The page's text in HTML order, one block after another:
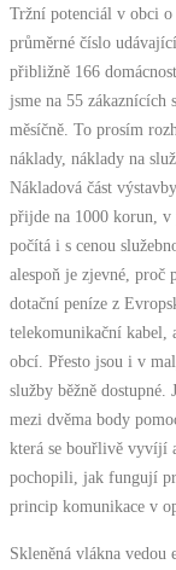
Tržní potenciál v obci
průměrné číslo
přibližně 166
jsme na 55 zákaznících
měsíčně. To prosím
náklady, náklady na
Nákladová část
přijde na 1000 korun, v
počítá i s cenou
alespoň je zjevné, proč
dotační peníze z
telekomunikační kabel,
obcí. Přesto jsou i v
služby běžně dostupné.
mezi dvěma body
která se bouřlivě vyvíjí
pochopili, jak fungují
princip komunikace v
Skleněná vlákna